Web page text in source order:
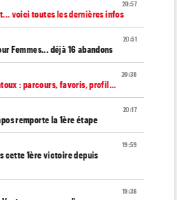
20:57
voici toutes les dernières infos
20:51
Femmes... déjà 16 abandons
20:38
: parcours, favoris, profil…
20:17
remporte la 1ère étape
19:59
cette 1ère victoire depuis
19:38